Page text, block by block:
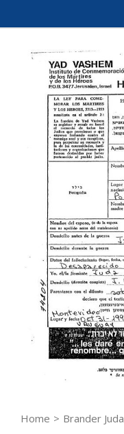
Home > Brander Juda